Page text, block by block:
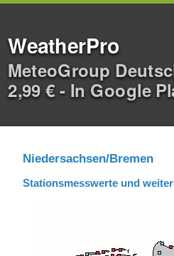
WeatherPro
MeteoGroup
2,99 € - In Google
Niedersachsen/Bremen
Stationsmesswerte und